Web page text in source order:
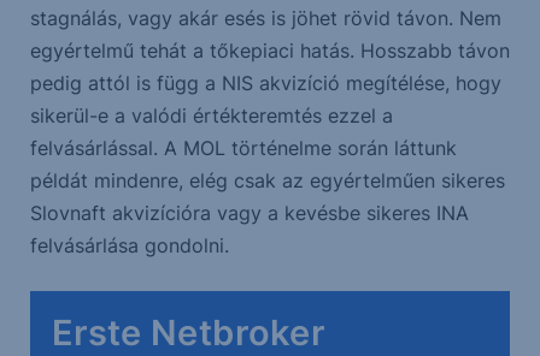
stagnálás, vagy akár esés is jöhet rövid távon. Nem
egyértelmű tehát a tőkepiaci hatás. Hosszabb távon
pedig attól is függ a NIS akvizíció megítélése, hogy
sikerül-e a valódi értékteremtés ezzel a
felvásárlással. A MOL történelme során láttunk
példát mindenre, elég csak az egyértelműen sikeres
Slovnaft akvizícióra vagy a kevésbe sikeres INA
felvásárlása gondolni.
Erste Netbroker